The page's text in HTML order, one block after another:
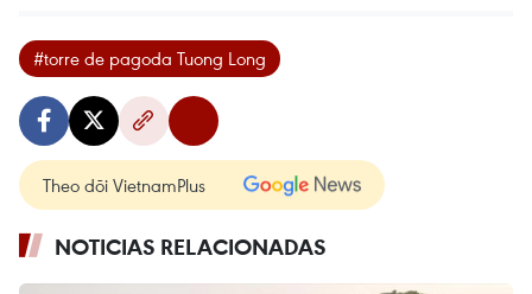
#torre de pagoda Tuong Long
Theo dõi VietnamPlus
NOTICIAS RELACIONADAS